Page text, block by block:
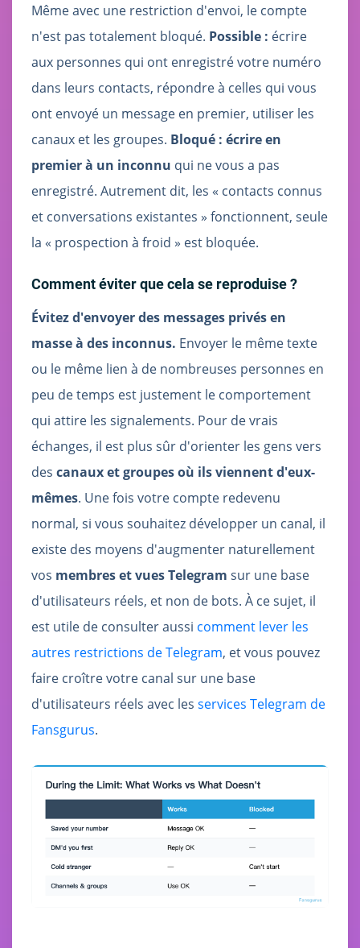
Même avec une restriction d'envoi, le compte
n'est pas totalement bloqué. Possible : écrire
aux personnes qui ont enregistré votre numéro
dans leurs contacts, répondre à celles qui vous
ont envoyé un message en premier, utiliser les
canaux et les groupes. Bloqué : écrire en
premier à un inconnu qui ne vous a pas
enregistré. Autrement dit, les « contacts connus
et conversations existantes » fonctionnent, seule
la « prospection à froid » est bloquée.
Comment éviter que cela se reproduise ?
Évitez d'envoyer des messages privés en
masse à des inconnus. Envoyer le même texte
ou le même lien à de nombreuses personnes en
peu de temps est justement le comportement
qui attire les signalements. Pour de vrais
échanges, il est plus sûr d'orienter les gens vers
des canaux et groupes où ils viennent d'eux-
mêmes. Une fois votre compte redevenu
normal, si vous souhaitez développer un canal, il
existe des moyens d'augmenter naturellement
vos membres et vues Telegram sur une base
d'utilisateurs réels, et non de bots. À ce sujet, il
est utile de consulter aussi comment lever les
autres restrictions de Telegram, et vous pouvez
faire croître votre canal sur une base
d'utilisateurs réels avec les services Telegram de
Fansgurus.